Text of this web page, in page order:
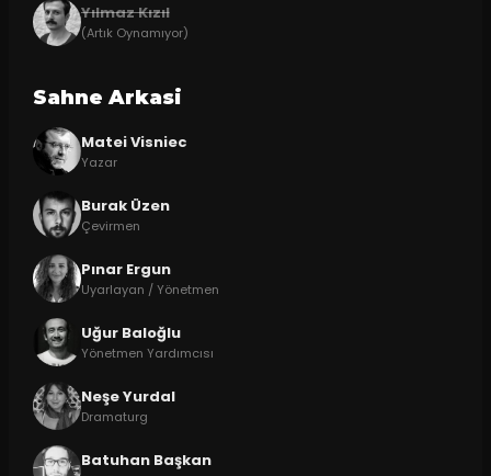
Yılmaz Kızıl
(Artık Oynamıyor)
Sahne Arkasi
Matei Visniec
Yazar
Burak Üzen
Çevirmen
Pınar Ergun
Uyarlayan / Yönetmen
Uğur Baloğlu
Yönetmen Yardımcısı
Neşe Yurdal
Dramaturg
Batuhan Başkan